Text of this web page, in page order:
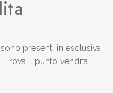
presenti in esclusiva
Trova il punto vendita